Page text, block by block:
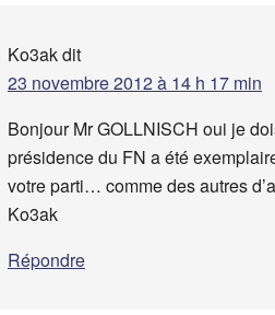
Ko3akdit
23 novembre 2012 à 14 h 17 min
Bonjour Mr GOLLNISCH oui je
présidence du FN a été
votre parti… comme des autres
Ko3ak
Répondre